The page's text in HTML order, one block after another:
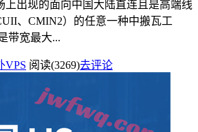
出现的面向中国大陆直连且是高端线
、CMIN2）的任意一种中搬瓦工
带宽最大...
VPS 阅读(3269)去评论